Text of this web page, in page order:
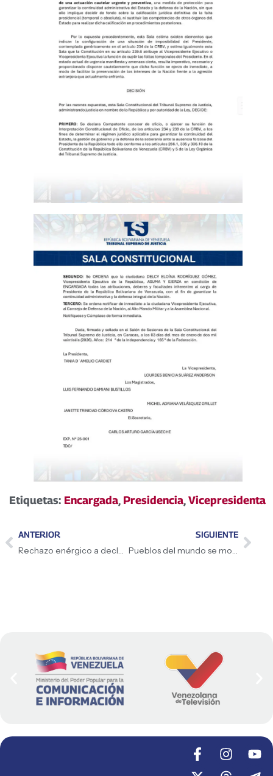
Etiquetas: Encargada, Presidencia,Vicepresidenta
ANTERIOR
Rechazo enérgico a declaraciones del gobierno francés
SIGUIENTE
Pueblos del mundo se movilizan en respaldo al Presidente Maduro